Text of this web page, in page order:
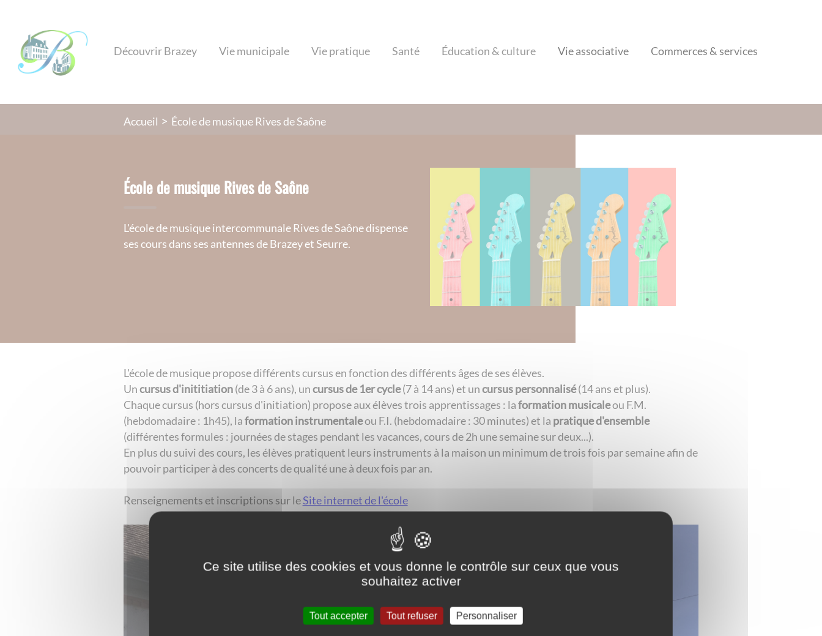
rapide
menu
rapide
contenu
rapide
rapide
pied
page
Découvrir Brazey Vie municipale Vie pratique Santé Éducation & culture Vie associative Commerces & services
Accueil École de musique Rives de Saône
École de musique Rives de Saône
L'école de musique intercommunale Rives de Saône dispense
ses cours dans ses antennes de Brazey et Seurre.
L'école de musique propose différents cursus en fonction des différents âges de ses élèves.
Uncursus d'inititiation(de 3 à 6 ans), uncursus de 1er cycle(7 à 14 ans) et uncursus personnalisé(14 ans et plus).
Chaque cursus (hors cursus d'initiation) propose aux élèves trois apprentissages : laformation musicaleou F.M.
(hebdomadaire : 1h45), laformation instrumentaleou F.I. (hebdomadaire : 30 minutes) et la pratique d'ensemble
(différentes formules : journées de stages pendant les vacances, cours de 2h une semaine sur deux...).
En plus du suivi des cours, les élèves pratiquent leurs instruments à la maison un minimum de trois fois par semaine afin de
pouvoir participer à des concerts de qualité une à deux fois par an.
Renseignements et inscriptions sur leSite internet de l'école
Ce site utilise des cookies et vous donne le contrôle sur ceux que vous
souhaitez activer
Tout accepter Tout refuser Personnaliser